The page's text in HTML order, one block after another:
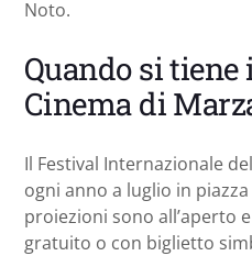
Noto.
Quando si
Cinema di
Il Festival Internazionale
ogni anno a luglio in
proiezioni sono all’aperto
gratuito o con biglietto